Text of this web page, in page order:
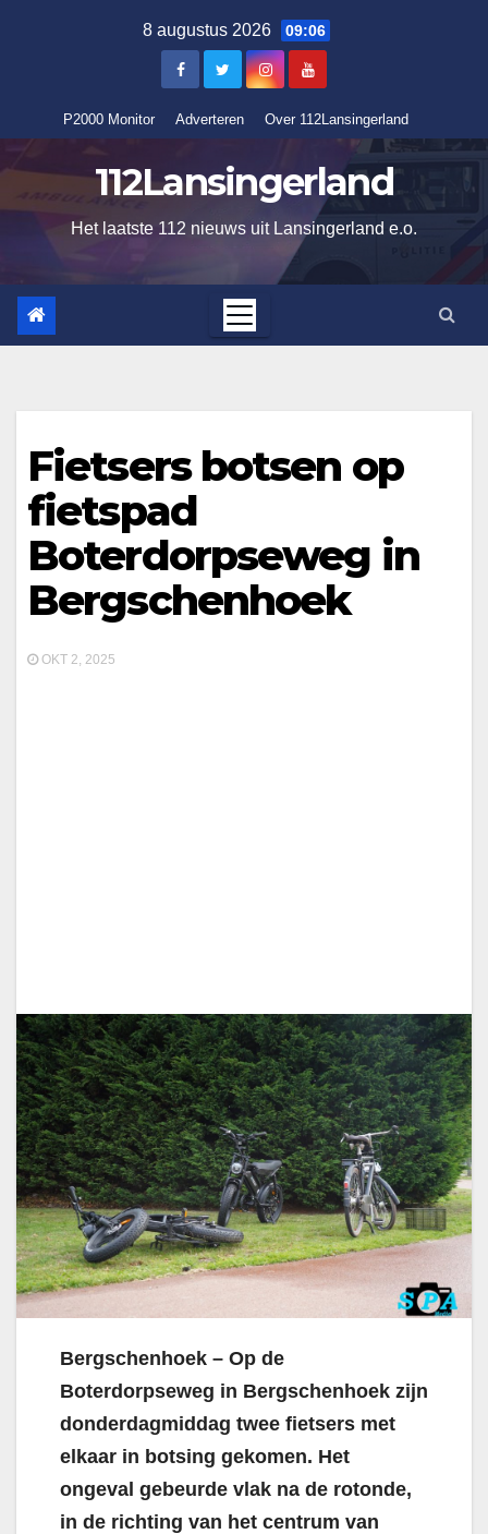
8 augustus 2026 09:06
P2000 Monitor Adverteren Over 112Lansingerland
112Lansingerland
Het laatste 112 nieuws uit Lansingerland e.o.
Fietsers botsen op
fietspad
Boterdorpseweg in
Bergschenhoek
OKT 2, 2025
Bergschenhoek – Op de
Boterdorpseweg in Bergschenhoek zijn
donderdagmiddag twee fietsers met
elkaar in botsing gekomen. Het
ongeval gebeurde vlak na de rotonde,
in de richting van het centrum van